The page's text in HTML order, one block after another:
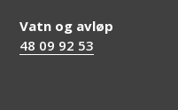
Vatn og avløp
48 09 92 53